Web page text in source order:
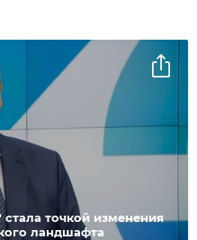
точкой изменения
ландшафта